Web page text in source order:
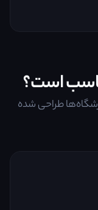
است؟
طراحی شده